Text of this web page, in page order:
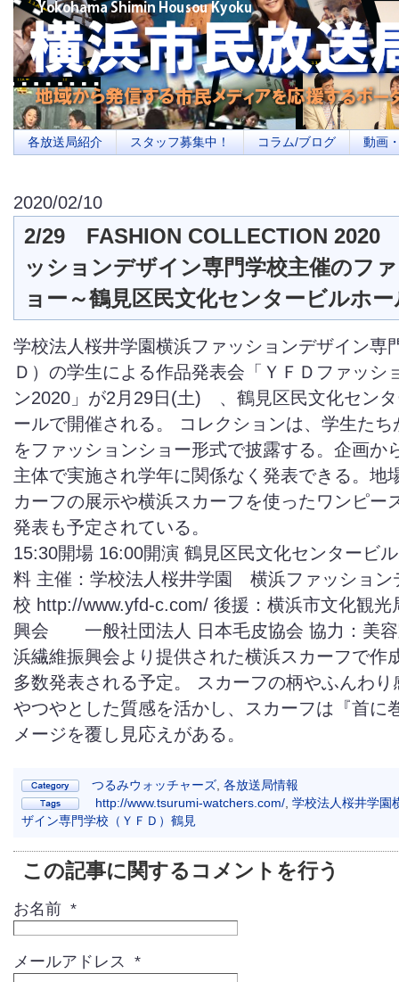
横浜の地域メディア、地域・市民・放送局・メディアを応援するポータルサ
を目指します
各放送局紹介 スタッフ募集中！ コラム/ブログ 動画
2020/02/10
2/29 FASHION COLLECTION 2020
ッションデザイン専門学校主催のフ
ョー～鶴見区民文化センタービルホー
学校法人桜井学園横浜ファッションデザイン専
Ｄ）の学生による作品発表会「ＹＦＤファッシ
ン2020」が2月29日(土) 、鶴見区民文化セン
ールで開催される。 コレクションは、学生た
をファッションショー形式で披露する。企画か
主体で実施され学年に関係なく発表できる。地
カーフの展示や横浜スカーフを使ったワンピー
発表も予定されている。
15:30開場 16:00開演 鶴見区民文化センタービ
料 主催：学校法人桜井学園 横浜ファッション
校 http://www.yfd-c.com/ 後援：横浜市文化観
興会 一般社団法人 日本毛皮協会 協力：美容
浜繊維振興会より提供された横浜スカーフで作
多数発表される予定。 スカーフの柄やふんわ
やつやとした質感を活かし、スカーフは『首に
メージを覆し見応えがある。
つるみウォッチャーズ 各放送局情報
http://www.tsurumi-watchers.com/ 学校法人桜井学園
ザイン専門学校（ＹＦＤ）鶴見
この記事に関するコメントを行う
お名前 *
メールアドレス *